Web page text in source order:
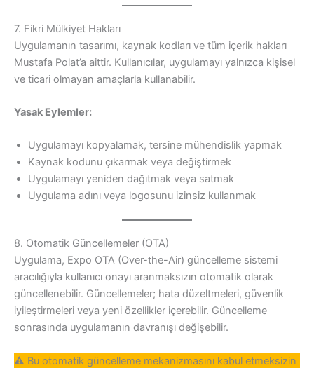
7. Fikri Mülkiyet Hakları
Uygulamanın tasarımı, kaynak kodları ve tüm içerik hakları
Mustafa Polat’a aittir. Kullanıcılar, uygulamayı yalnızca kişisel
ve ticari olmayan amaçlarla kullanabilir.
Yasak Eylemler:
Uygulamayı kopyalamak, tersine mühendislik yapmak
Kaynak kodunu çıkarmak veya değiştirmek
Uygulamayı yeniden dağıtmak veya satmak
Uygulama adını veya logosunu izinsiz kullanmak
8. Otomatik Güncellemeler (OTA)
Uygulama, Expo OTA (Over-the-Air) güncelleme sistemi
aracılığıyla kullanıcı onayı aranmaksızın otomatik olarak
güncellenebilir. Güncellemeler; hata düzeltmeleri, güvenlik
iyileştirmeleri veya yeni özellikler içerebilir. Güncelleme
sonrasında uygulamanın davranışı değişebilir.
⚠️ Bu otomatik güncelleme mekanizmasını kabul etmeksizin